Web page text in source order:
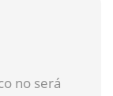
no será